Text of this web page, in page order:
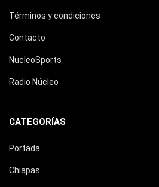
Términos y condiciones
Contacto
NucleoSports
Radio Núcleo
CATEGORÍAS
Portada
Chiapas